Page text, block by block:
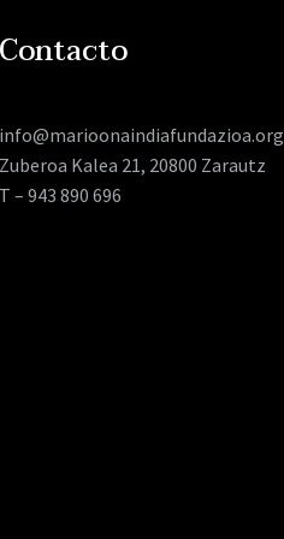
Contacto
info@marioonaindiafundazioa.org
Zuberoa Kalea 21, 20800 Zarautz
T – 943 890 696